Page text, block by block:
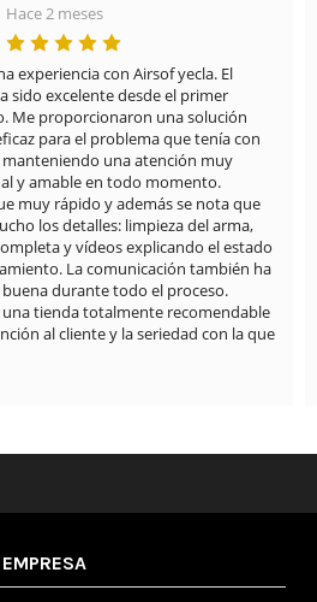
Hace 2 meses
experiencia con Airsof yecla. El
sido excelente desde el primer
Me proporcionaron una solución
para el problema que tenía con
manteniendo una atención muy
y amable en todo momento.
muy rápido y además se nota que
los detalles: limpieza del arma,
y vídeos explicando el estado
La comunicación también ha
durante todo el proceso.
una tienda totalmente recomendable
al cliente y la seriedad con la que